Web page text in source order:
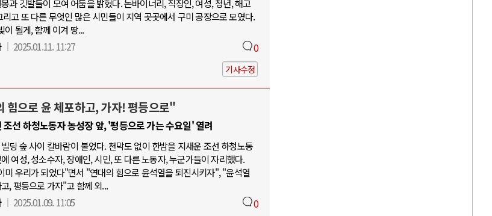
과 깃발들이 모여 어둠을 밝혔다. 논바이너리, 직장인, 여성, 청년, 해고
리고 또 다른 무엇인 많은 시민들이 지역 곳곳에서 구미 공장으로 모였다.
이 될게, 함께 이겨 땅...
2025.01.11. 11:27 0
기사수정
힘으로 윤 체포하고, 가자! 평등으로"
조선 하청노동자 농성장 앞, '평등으로 가는 수요일' 열려
딩 숲 사이 칼바람이 불었다. 천막도 없이 한밤을 지새운 조선 하청노동
여성, 성소수자, 장애인, 시민, 또 다른 노동자, 누군가들이 자리했다.
미 우리가 되었다"면서 "연대의 힘으로 윤석열을 퇴진시키자", "윤석열
, 평등으로 가자"고 함께 외...
2025.01.09. 11:05 0